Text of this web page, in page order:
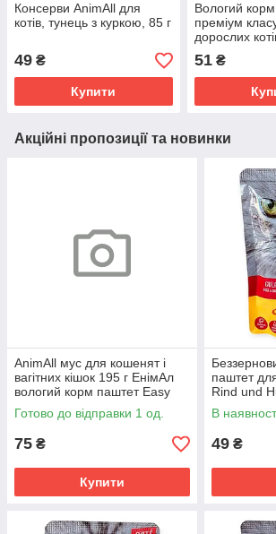
Консерви AnimAll для
котів, тунець з куркою, 85 г
49 ₴
Купити
Вологий
преміум
дорослих
креветкою,
AnimAll 85 г
51₴
Акційні пропозиції та новинки
AnimAll мус для кошенят і
вагітних кішок 195 г ЕнімАл
вологий корм паштет Easy
Start для легкого старту
Готово до відправки 1 од.
75 ₴
Купити
паштет
Rind und
з
морквою,
В
49 ₴